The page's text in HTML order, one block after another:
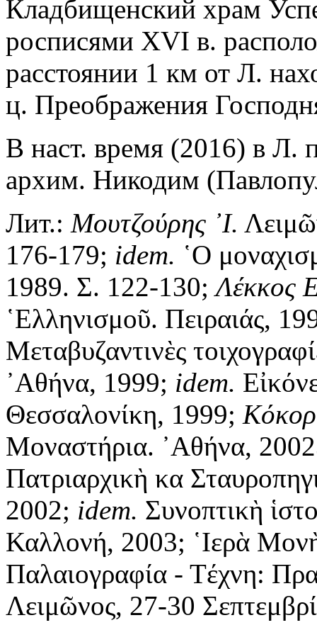
Кладбищенский храм
росписями XVI в.
расстоянии 1 км от Л.
ц. Преображения
В наст. время (2016) в Л.
архим. Никодим
Лит.: Μουτζούρης ᾿Ι.
176-179; idem. ῾Ο
1989. Σ. 122-130;Λέκκος
῾Ελληνισμοῦ. Πειραιάς,
Μεταβυζαντινὲς
᾿Αθήνα, 1999; idem.
Θεσσαλονίκη, 1999;
Μοναστήρια. ᾿Αθήνα,
Πατριαρχικὴ κα
2002; idem. Συνοπτικὴ
Καλλονή, 2003; ῾Ιερὰ
Παλαιογραφία - Τέχνη:
Λειμῶνος, 27-30